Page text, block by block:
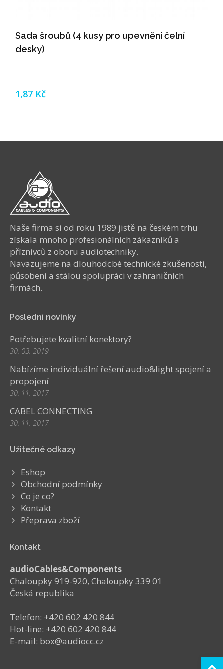
Sada šroubů (4 kusy pro upevnění čelní
desky)
1,87 Kč
Naše firma si od roku 1989 jistě na českém trhu
získala mnoho profesionálních zákazníků a
příznivců z oboru audiotechniky.
Navazujeme na dlouhodobé technické zkušenosti,
působení a stálou spolupráci v zahraničních
firmách.
Poslední novinky
Potřebujete kvalitní konektory?
30. 03. 2019
Nabízíme individuální řešení audio&light spojení a
propojení
30. 11. 2017
CABEL CONNECTING
30. 11. 2017
Užitečné odkazy
Eshop
Obchodní podmínky
Co je co?
Kontakt
Přeprava zboží
Kontakt
audioCables&Components
Chaloupky 919-920, Chaloupky 339 01
Česká republika
Telefon: +420 602 420 844
Hot-line: +420 602 420 844
E-mail: box@audiocc.cz